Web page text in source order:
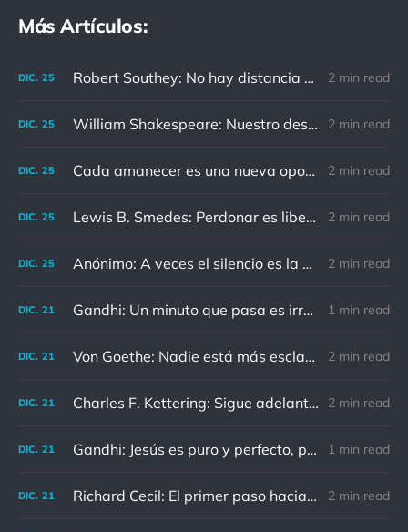
Más Artículos:
DIC. 25 Robert Southey: No hay distancia o tiempo que pueda disminuir la amistad de aquellos que están completamente convencidos del valor del otro 2 min read
DIC. 25 William Shakespeare: Nuestro destino está en las estrellas, así que levantemos nuestros ojos al cielo 2 min read
DIC. 25 Cada amanecer es una nueva oportunidad 2 min read
DIC. 25 Lewis B. Smedes: Perdonar es liberar a un prisionero y descubrir que el prisionero eras tú 2 min read
DIC. 25 Anónimo: A veces el silencio es la mejor respuesta 2 min read
DIC. 21 Gandhi: Un minuto que pasa es irrecuperable. Conociendo esto, ¿cómo podemos malgastar tantas horas? 1 min read
DIC. 21 Von Goethe: Nadie está más esclavizado que aquellos que falsamente creen que son libres. 2 min read
DIC. 21 Charles F. Kettering: Sigue adelante, y es probable que tropieces con algo, tal vez cuando menos lo esperes. Nunca he escuchado hablar de alguien algu 2 min read
DIC. 21 Gandhi: Jesús es puro y perfecto, pero vosotros los cristianos no sois como él. 1 min read
DIC. 21 Richard Cecil: El primer paso hacia el conocimiento es saber que somos ignorantes. 2 min read